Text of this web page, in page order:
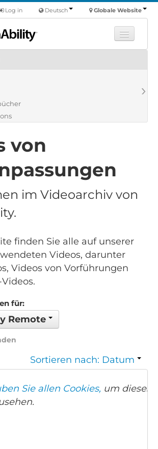
Globale Website
Deutsch
Log in
Händler
von
im Videoarchiv von
finden Sie alle auf unserer
Videos, darunter
Videos von Vorführungen
für:
Remote
Sortieren nach: Datum
Sie allen Cookies, um dieses